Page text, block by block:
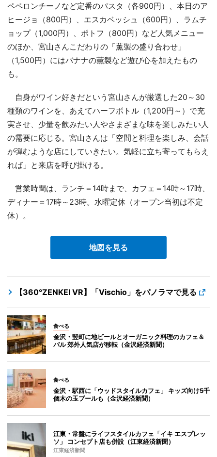
ペペロンチーノなど定番のパスタ（各900円）、本日のア
ヒージョ（800円）、エスカベッシュ（600円）、ラムチ
ョップ（1,000円）、ポトフ（800円）など人気メニュー
のほか、宮山さんこだわりの「薫製の盛り合わせ」
（1,500円）にはバナナの薫製など遊び心を加えたもの
も。
自身がワイン好きだという宮山さんが厳選した20～30
種類のワインを、あえてハーフボトル（1,200円～）で充
実させ、少量を飲みたい人やさまざまな味を楽しみたい人
の需要に応じる。宮山さんは「空間と料理を楽しみ、会話
が弾むような店にしていきたい。気軽に立ち寄ってもらえ
れば」と来店を呼び掛ける。
営業時間は、ランチ＝14時まで、カフェ＝14時～17時、
ディナー＝17時～23時。水曜定休（オープン当初は不定
休）。
地図を見る
【360°ZENKEI VR】「Vischio」をパノラマで見る
食べる
金沢・竪町に地ビールとオーガニック料理のカフェ＆
バル 郊外人気店が移転（金沢経済新聞）
食べる
金沢・駅西に「ウッドスタイルカフェ」 キッズ向け5千
個木の玉プールも（金沢経済新聞）
江東・常盤にライフスタイルカフェ「イキ エスプレッ
ソ」 コンセプト店も併設（江東経済新聞）
江東経済新聞